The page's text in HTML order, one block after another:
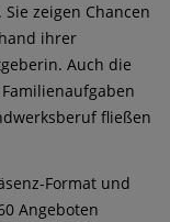
Sie zeigen Chancen
ihrer
Auch die
fließen
Format und
Angeboten